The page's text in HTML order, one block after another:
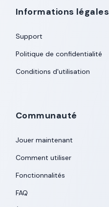
Informations légales
Support
Politique de confidentialité
Conditions d'utilisation
Communauté
Jouer maintenant
Comment utiliser
Fonctionnalités
FAQ